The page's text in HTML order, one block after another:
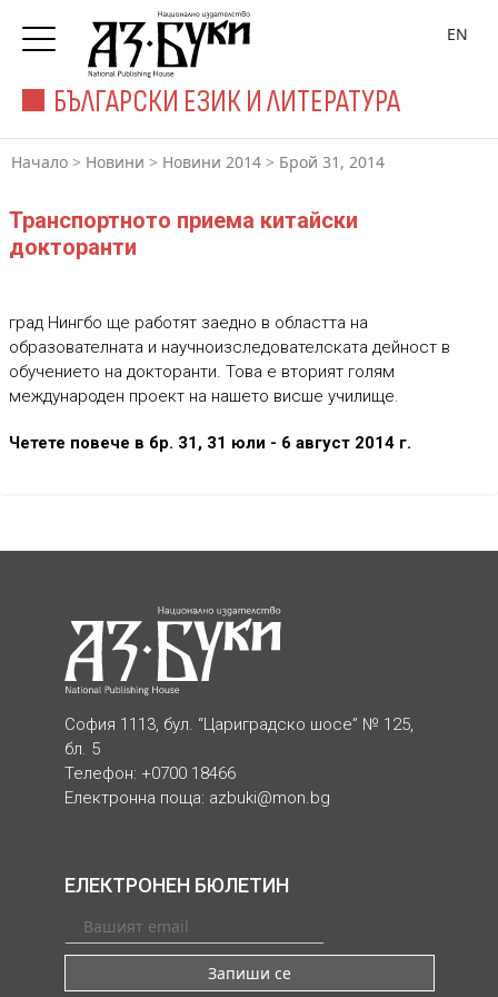
БЪЛГАРСКИ ЕЗИК И ЛИТЕРАТУРА
EN
Начало > Новини > Новини 2014 > Брой 31, 2014
Транспортното приема китайски
докторанти
град Нингбо ще работят заедно в областта на
образователната и научноизследователската дейност в
обучението на докторанти. Това е вторият голям
международен проект на нашето висше училище.
Четете повече в бр. 31, 31 юли - 6 август 2014 г.
София 1113, бул. “Цариградско шосе” № 125,
бл. 5
Телефон: +0700 18466
Електронна поща: azbuki@mon.bg
ЕЛЕКТРОНЕН БЮЛЕТИН
Запиши се